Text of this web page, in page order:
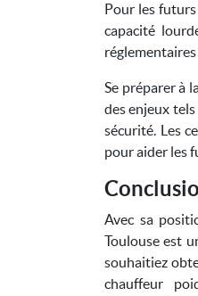
Pour les
capacité
Se préparer à
des enjeux
sécurité. Les
pour aider les
Avec sa
Toulouse est
souhaitiez
chauffeur